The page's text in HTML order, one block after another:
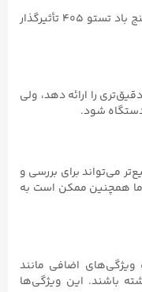
عواملی که ممکن است بر قیمت سرعت سنج باد تستو ۴۰۵ تأثیرگذار
را ارائه دهد، ولی
شود.
می‌تواند برای بررسی و
اما همچنین ممکن است به
اضافی مانند
باشند. این ویژگی‌ها